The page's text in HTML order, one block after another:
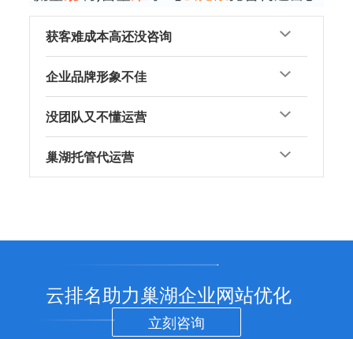
获客难成本高还没咨询
企业品牌形象不佳
没团队又不懂运营
巢湖托管代运营
云排名助力巢湖企业网站优化
立刻咨询